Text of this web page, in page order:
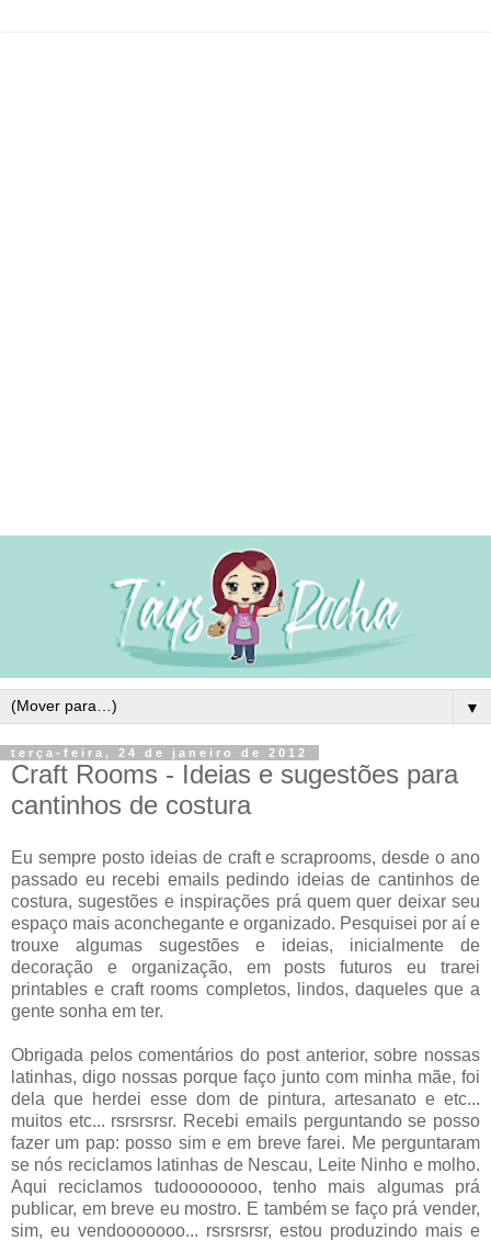
▼
terça-feira, 24 de janeiro de 2012
Craft Rooms - Ideias e sugestões para
cantinhos de costura
Eu sempre posto ideias de craft e scraprooms, desde o ano
passado eu recebi emails pedindo ideias de cantinhos de
costura, sugestões e inspirações prá quem quer deixar seu
espaço mais aconchegante e organizado. Pesquisei por aí e
trouxe algumas sugestões e ideias, inicialmente de
decoração e organização, em posts futuros eu trarei
printables e craft rooms completos, lindos, daqueles que a
gente sonha em ter.
Obrigada pelos comentários do post anterior, sobre nossas
latinhas, digo nossas porque faço junto com minha mãe, foi
dela que herdei esse dom de pintura, artesanato e etc...
muitos etc... rsrsrsrsr. Recebi emails perguntando se posso
fazer um pap: posso sim e em breve farei. Me perguntaram
se nós reciclamos latinhas de Nescau, Leite Ninho e molho.
Aqui reciclamos tudoooooooo, tenho mais algumas prá
publicar, em breve eu mostro. E também se faço prá vender,
sim, eu vendooooooo... rsrsrsrsr, estou produzindo mais e